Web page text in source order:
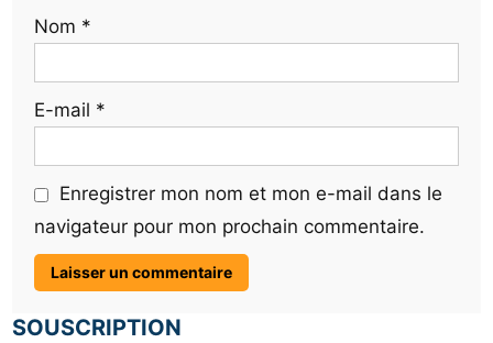
Nom *
E-mail *
Enregistrer mon nom et mon e-mail dans le
navigateur pour mon prochain commentaire.
SOUSCRIPTION